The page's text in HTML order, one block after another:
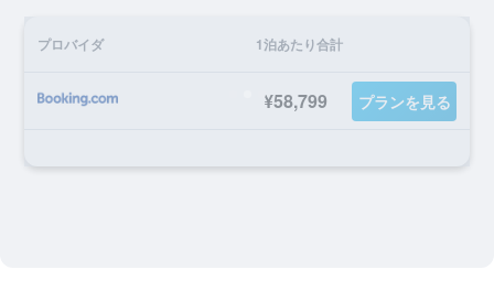
プロバイダ 1泊あたり合計
¥58,799 プランを見る